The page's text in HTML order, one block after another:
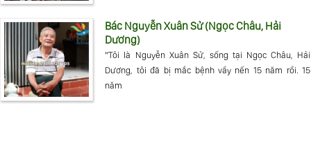
Bác Nguyễn Xuân Sử (Ngọc Châu, Hải
Dương)
“Tôi là Nguyễn Xuân Sử, sống tại Ngọc Châu, Hải
Dương, tôi đã bị mắc bệnh vẩy nến 15 năm rồi. 15
năm